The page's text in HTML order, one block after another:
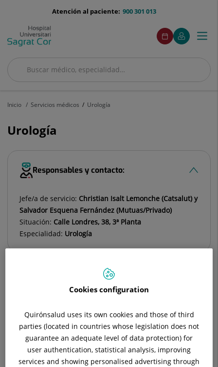
menu-
900 301 013
Atención al paciente:
Buscar
Buscar
menuAcceso
Pedir
cita
Este
enlace
se
en
Mi
Quirónsalud
Este
enlace
se
en
ventana
Menú
Inicio Servicios médicos Urología
Urología
Responsables y contacto:
Jefe/a de servicio: Christian Isalt Lemonche (Catsalut) y
Salvador Esquena Fernández (Mutuas/Privado)
Situación: Calle Londres, 38, 3ª Planta
Especialidad: Urología
Descripción Equipo Médico
Consulta lainformación completade esta
especialidaden laweb de Quirónsalud.
Cookies configuration
Quirónsalud uses its own cookies and those of third
parties (located in countries whose legislation does not
guarantee an adequate level of data protection) for
user authentication, statistical analysis, improving
services and showing personalised advertising through